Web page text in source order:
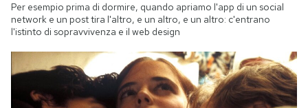
Per esempio prima di dormire, quando apriamo l'app di un social
network e un post tira l'altro, e un altro, e un altro: c'entrano
l'istinto di sopravvivenza e il web design